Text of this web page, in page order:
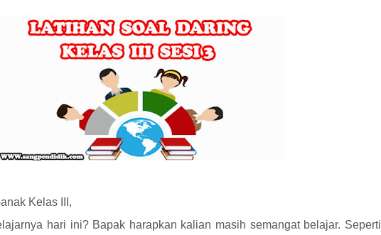
Kelas III,
hari ini? Bapak harapkan kalian masih semangat belajar. Seperti